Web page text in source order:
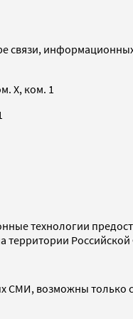
связи,
X, ком. 1
технологии
территории
возможны только